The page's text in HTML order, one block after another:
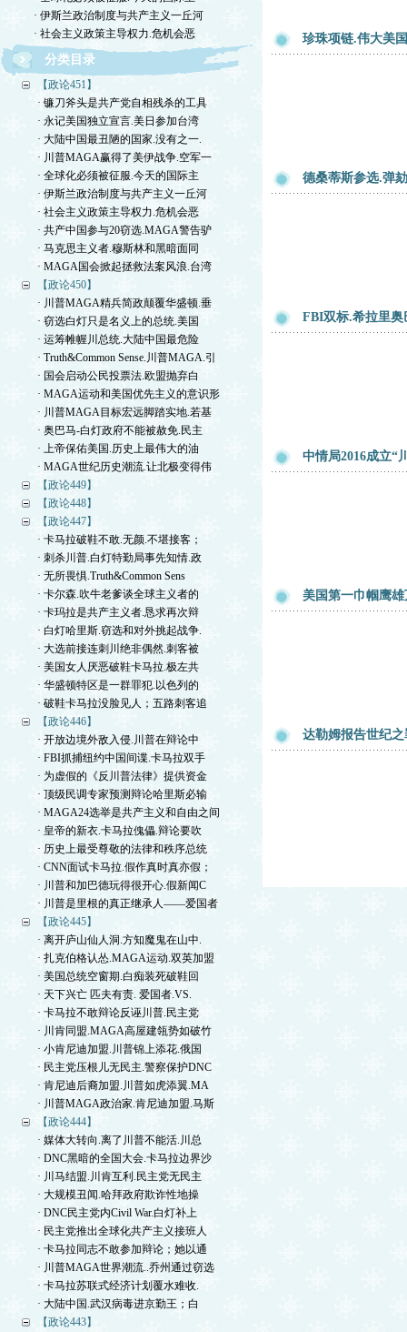
· 伊斯兰政治制度与共产主义一丘河
· 社会主义政策主导权力.危机会恶
分类目录
【政论451】
· 镰刀斧头是共产党自相残杀的工具
· 永记美国独立宣言.美日参加台湾
· 大陆中国最丑陋的国家.没有之一.
· 川普MAGA赢得了美伊战争.空军一
· 全球化必须被征服.今天的国际主
· 伊斯兰政治制度与共产主义一丘河
· 社会主义政策主导权力.危机会恶
· 共产中国参与20窃选.MAGA警告驴
· 马克思主义者.穆斯林和黑暗面同
· MAGA国会掀起拯救法案风浪.台湾
【政论450】
· 川普MAGA精兵简政颠覆华盛顿.垂
· 窃选白灯只是名义上的总统.美国
· 运筹帷幄川总统.大陆中国最危险
· Truth&Common Sense.川普MAGA.引
· 国会启动公民投票法.欧盟抛弃白
· MAGA运动和美国优先主义的意识形
· 川普MAGA目标宏远脚踏实地.若基
· 奥巴马-白灯政府不能被赦免.民主
· 上帝保佑美国.历史上最伟大的油
· MAGA世纪历史潮流.让北极变得伟
【政论449】
【政论448】
【政论447】
· 卡马拉破鞋不敢.无颜.不堪接客；
· 刺杀川普.白灯特勤局事先知情.政
· 无所畏惧.Truth&Common Sens
· 卡尔森.吹牛老爹谈全球主义者的
· 卡玛拉是共产主义者.恳求再次辩
· 白灯哈里斯.窃选和对外挑起战争.
· 大选前接连刺川绝非偶然.刺客被
· 美国女人厌恶破鞋卡马拉.极左共
· 华盛顿特区是一群罪犯.以色列的
· 破鞋卡马拉没脸见人；五路刺客追
【政论446】
· 开放边境外敌入侵.川普在辩论中
· FBI抓捕纽约中国间谍.卡马拉双手
· 为虚假的《反川普法律》提供资金
· 顶级民调专家预测辩论哈里斯必输
· MAGA24选举是共产主义和自由之间
· 皇帝的新衣.卡马拉傀儡.辩论要吹
· 历史上最受尊敬的法律和秩序总统
· CNN面试卡马拉.假作真时真亦假；
· 川普和加巴德玩得很开心.假新闻C
· 川普是里根的真正继承人——爱国者
【政论445】
· 离开庐山仙人洞.方知魔鬼在山中.
· 扎克伯格认怂.MAGA运动.双英加盟
· 美国总统空窗期.白痴装死破鞋回
· 天下兴亡 匹夫有责. 爱国者.VS.
· 卡马拉不敢辩论反诬川普.民主党
· 川肯同盟.MAGA高屋建瓴势如破竹
· 小肯尼迪加盟.川普锦上添花.俄国
· 民主党压根儿无民主.警察保护DNC
· 肯尼迪后裔加盟.川普如虎添翼.MA
· 川普MAGA政治家.肯尼迪加盟.马斯
【政论444】
· 媒体大转向.离了川普不能活.川总
· DNC黑暗的全国大会.卡马拉边界沙
· 川马结盟.川肯互利.民主党无民主
· 大规模丑闻.哈拜政府欺诈性地操
· DNC民主党内Civil War.白灯补上
· 民主党推出全球化共产主义接班人
· 卡马拉同志不敢参加辩论；她以通
· 川普MAGA世界潮流..乔州通过窃选
· 卡马拉苏联式经济计划覆水难收.
· 大陆中国.武汉病毒进京勤王；白
【政论443】
珍珠项链.伟大美
德桑蒂斯参选.弹
FBI双标.希拉里奥
中情局2016成立“
美国第一巾帼鹰
达勒姆报告世纪